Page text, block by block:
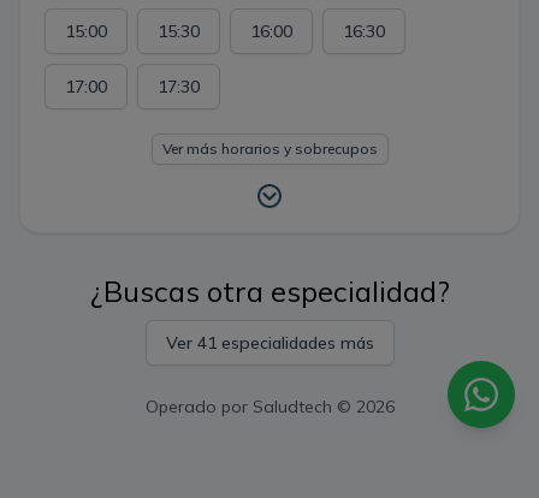
15:00 15:30 16:00 16:30
17:00 17:30
Ver más horarios y sobrecupos
¿Buscas otra especialidad?
Ver 41 especialidades más
Operado por Saludtech © 2026